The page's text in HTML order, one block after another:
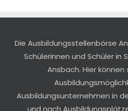
Die Ausbildungsstellenbörse
Schülerinnen und Schüler in
Ansbach. Hier können
Ausbildungsunternehmen in
und nach